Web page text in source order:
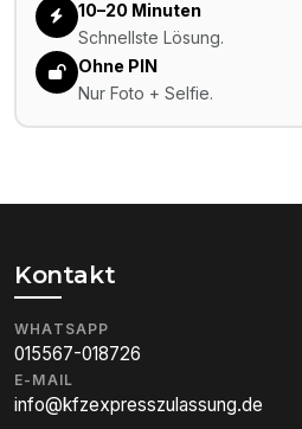
10–20 Minuten
Schnellste Lösung.
Ohne PIN
Nur Foto + Selfie.
Kontakt
WHATSAPP
015567-018726
E-MAIL
info@kfzexpresszulassung.de